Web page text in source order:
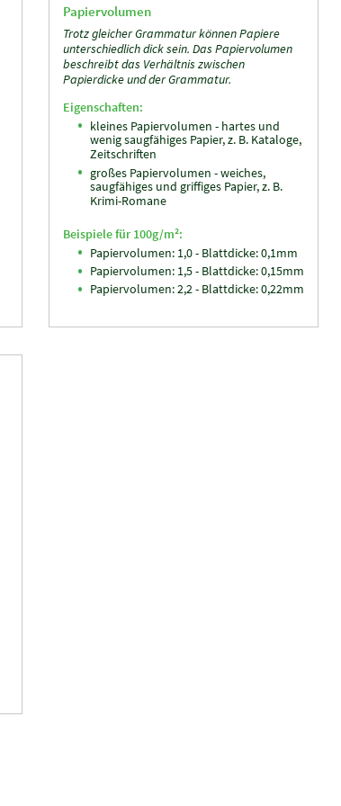
Papiervolumen
Trotz gleicher Grammatur können Papiere
unterschiedlich dick sein. Das Papiervolumen
beschreibt das Verhältnis zwischen
Papierdicke und der Grammatur.
Eigenschaften:
kleines Papiervolumen - hartes und
wenig saugfähiges Papier, z. B. Kataloge,
Zeitschriften
großes Papiervolumen - weiches,
saugfähiges und griffiges Papier, z. B.
Krimi-Romane
Beispiele für 100g/m²:
Papiervolumen: 1,0 - Blattdicke: 0,1mm
Papiervolumen: 1,5 - Blattdicke: 0,15mm
Papiervolumen: 2,2 - Blattdicke: 0,22mm